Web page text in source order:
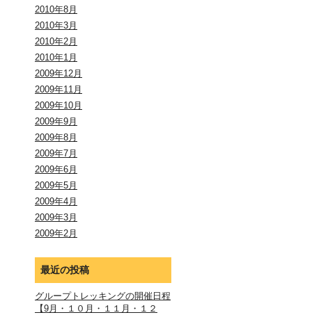
2010年8月
2010年3月
2010年2月
2010年1月
2009年12月
2009年11月
2009年10月
2009年9月
2009年8月
2009年7月
2009年6月
2009年5月
2009年4月
2009年3月
2009年2月
最近の投稿
グループトレッキングの開催日程
【9月・１０月・１１月・１２